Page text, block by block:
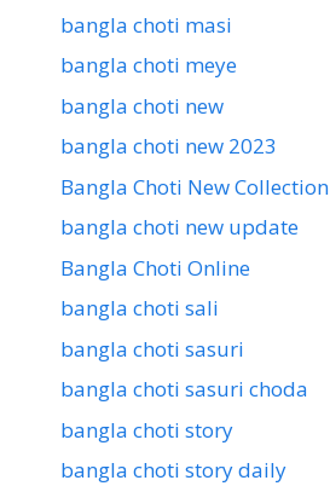
bangla choti masi
bangla choti meye
bangla choti new
bangla choti new 2023
Bangla Choti New Collection
bangla choti new update
Bangla Choti Online
bangla choti sali
bangla choti sasuri
bangla choti sasuri choda
bangla choti story
bangla choti story daily